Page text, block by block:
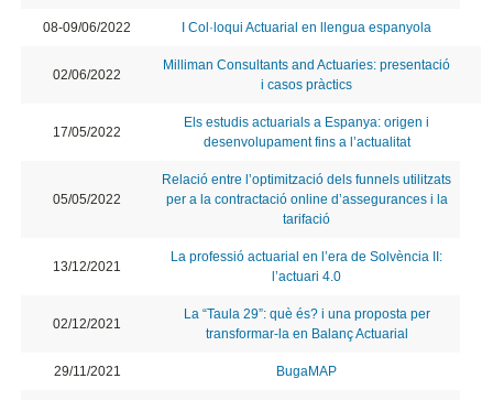
08-09/06/2022 I Col·loqui Actuarial en llengua espanyola
02/06/2022
Milliman Consultants and Actuaries: presentació
i casos pràctics
17/05/2022
Els estudis actuarials a Espanya: origen i
desenvolupament fins a l’actualitat
05/05/2022
Relació entre l’optimització dels funnels utilitzats
per a la contractació online d’assegurances i la
tarifació
13/12/2021
La professió actuarial en l’era de Solvència II:
l’actuari 4.0
02/12/2021
La “Taula 29”: què és? i una proposta per
transformar-la en Balanç Actuarial
29/11/2021 BugaMAP